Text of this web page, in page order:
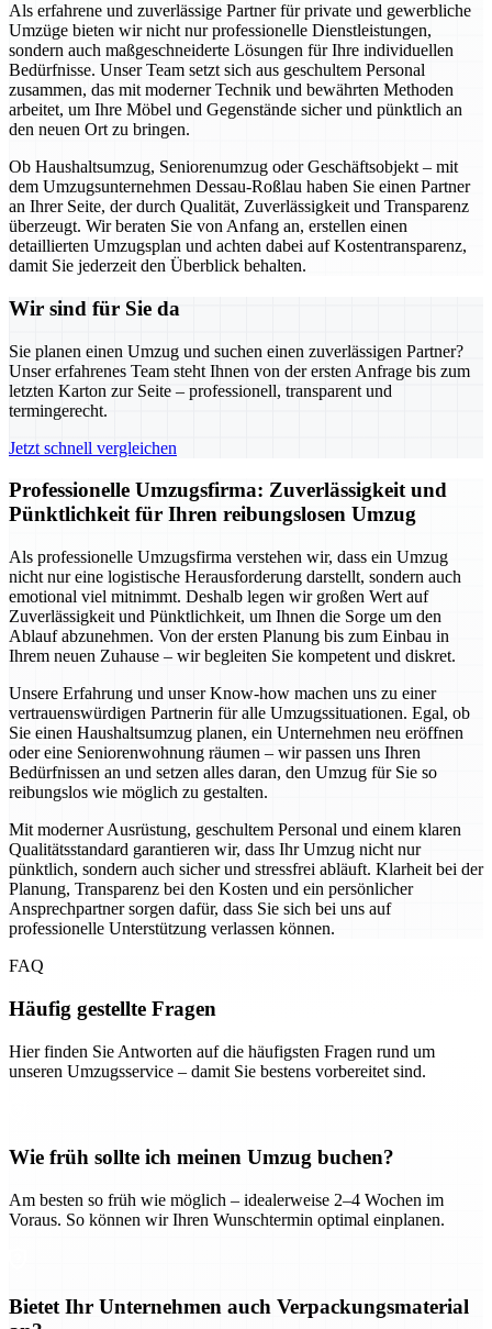
Als erfahrene und zuverlässige Partner für private und gewerbliche
Umzüge bieten wir nicht nur professionelle Dienstleistungen,
sondern auch maßgeschneiderte Lösungen für Ihre individuellen
Bedürfnisse. Unser Team setzt sich aus geschultem Personal
zusammen, das mit moderner Technik und bewährten Methoden
arbeitet, um Ihre Möbel und Gegenstände sicher und pünktlich an
den neuen Ort zu bringen.
Ob Haushaltsumzug, Seniorenumzug oder Geschäftsobjekt – mit
dem Umzugsunternehmen Dessau-Roßlau haben Sie einen Partner
an Ihrer Seite, der durch Qualität, Zuverlässigkeit und Transparenz
überzeugt. Wir beraten Sie von Anfang an, erstellen einen
detaillierten Umzugsplan und achten dabei auf Kostentransparenz,
damit Sie jederzeit den Überblick behalten.
Wir sind für Sie da
Sie planen einen Umzug und suchen einen zuverlässigen Partner?
Unser erfahrenes Team steht Ihnen von der ersten Anfrage bis zum
letzten Karton zur Seite – professionell, transparent und
termingerecht.
Jetzt schnell vergleichen
Professionelle Umzugsfirma: Zuverlässigkeit und
Pünktlichkeit für Ihren reibungslosen Umzug
Als professionelle Umzugsfirma verstehen wir, dass ein Umzug
nicht nur eine logistische Herausforderung darstellt, sondern auch
emotional viel mitnimmt. Deshalb legen wir großen Wert auf
Zuverlässigkeit und Pünktlichkeit, um Ihnen die Sorge um den
Ablauf abzunehmen. Von der ersten Planung bis zum Einbau in
Ihrem neuen Zuhause – wir begleiten Sie kompetent und diskret.
Unsere Erfahrung und unser Know-how machen uns zu einer
vertrauenswürdigen Partnerin für alle Umzugssituationen. Egal, ob
Sie einen Haushaltsumzug planen, ein Unternehmen neu eröffnen
oder eine Seniorenwohnung räumen – wir passen uns Ihren
Bedürfnissen an und setzen alles daran, den Umzug für Sie so
reibungslos wie möglich zu gestalten.
Mit moderner Ausrüstung, geschultem Personal und einem klaren
Qualitätsstandard garantieren wir, dass Ihr Umzug nicht nur
pünktlich, sondern auch sicher und stressfrei abläuft. Klarheit bei der
Planung, Transparenz bei den Kosten und ein persönlicher
Ansprechpartner sorgen dafür, dass Sie sich bei uns auf
professionelle Unterstützung verlassen können.
FAQ
Häufig gestellte Fragen
Hier finden Sie Antworten auf die häufigsten Fragen rund um
unseren Umzugsservice – damit Sie bestens vorbereitet sind.
Wie früh sollte ich meinen Umzug buchen?
Am besten so früh wie möglich – idealerweise 2–4 Wochen im
Voraus. So können wir Ihren Wunschtermin optimal einplanen.
Bietet Ihr Unternehmen auch Verpackungsmaterial